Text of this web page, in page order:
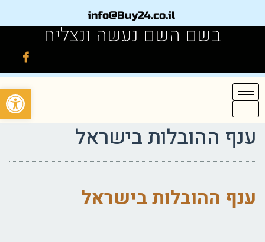
info@Buy24.co.il
בשם השם נעשה ונצליח
ענף ההובלות בישראל
ענף ההובלות בישראל